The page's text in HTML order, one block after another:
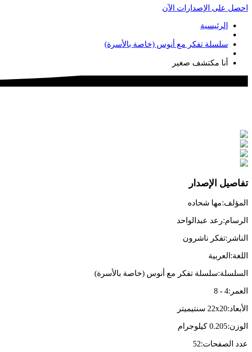
احصل على الإصدارات الآن
الرئيسية
سلسلة تفكر مع أنوس (خاصة بالأسرة)
أنا مكتشف صغير
تفاصيل الإصدار
المؤلف:مها شحاده
الرسام:رعد عبدالواحد
الناشر :تفكر ناشرون
اللغة: العربية
السلسلة:سلسلة تفكر مع أنوس (خاصة بالأسرة)
العمر :
4
-
8
الأبعاد:
22x20 سنتيميتر
الوزن:
0.205 كيلوجرام
عدد الصفحات:
52